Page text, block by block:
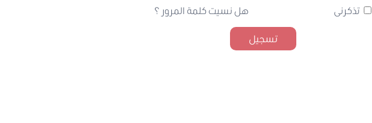
تذكرنى هل نسيت كلمة المرور ؟